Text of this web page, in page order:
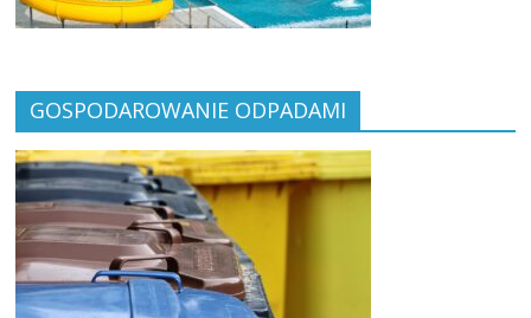
GOSPODAROWANIE ODPADAMI